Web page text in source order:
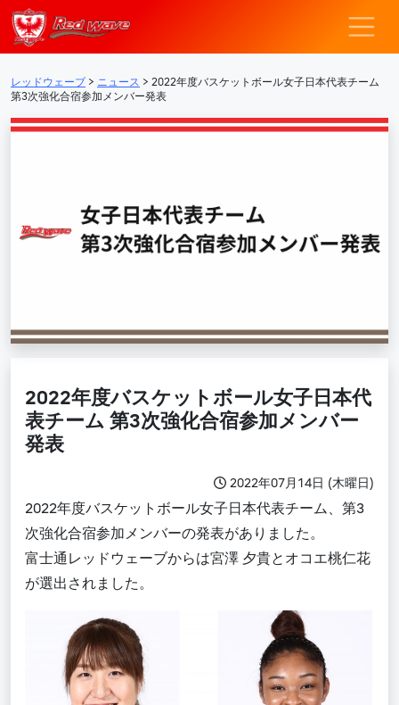
メインナビゲーション
レッドウェー
レッドウェーブ > ニュース > 2022年度バスケットボール女子日本代表チーム
第3次強化合宿参加メンバー発表​
2022年度バスケットボール女子日本代
表チーム 第3次強化合宿参加メンバー
発表​
2022年07月14日 (木曜日)
2022年度バスケットボール女子日本代表チーム、第3
次強化合宿参加メンバーの発表がありました。
富士通レッドウェーブからは宮澤 夕貴とオコエ桃仁花
が選出されました。